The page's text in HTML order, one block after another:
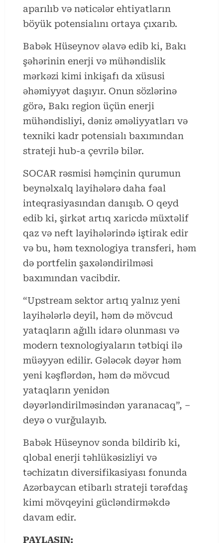
aparılıb və nəticələr ehtiyatların
böyük potensialını ortaya çıxarıb.
Babək Hüseynov əlavə edib ki, Bakı
şəhərinin enerji və mühəndislik
mərkəzi kimi inkişafı da xüsusi
əhəmiyyət daşıyır. Onun sözlərinə
görə, Bakı region üçün enerji
mühəndisliyi, dəniz əməliyyatları və
texniki kadr potensialı baxımından
strateji hub-a çevrilə bilər.
SOCAR rəsmisi həmçinin qurumun
beynəlxalq layihələrə daha fəal
inteqrasiyasından danışıb. O qeyd
edib ki, şirkət artıq xaricdə müxtəlif
qaz və neft layihələrində iştirak edir
və bu, həm texnologiya transferi, həm
də portfelin şaxələndirilməsi
baxımından vacibdir.
“Upstream sektor artıq yalnız yeni
layihələrlə deyil, həm də mövcud
yataqların ağıllı idarə olunması və
modern texnologiyaların tətbiqi ilə
müəyyən edilir. Gələcək dəyər həm
yeni kəşflərdən, həm də mövcud
yataqların yenidən
dəyərləndirilməsindən yaranacaq”, –
deyə o vurğulayıb.
Babək Hüseynov sonda bildirib ki,
qlobal enerji təhlükəsizliyi və
təchizatın diversifikasiyası fonunda
Azərbaycan etibarlı strateji tərəfdaş
kimi mövqeyini gücləndirməkdə
davam edir.
PAYLAŞIN: